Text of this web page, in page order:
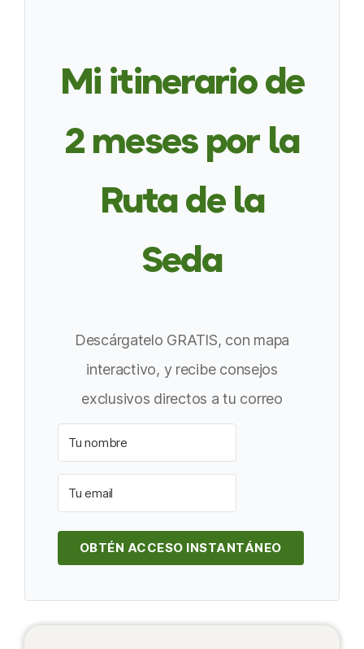
Mi itinerario de
2 meses por la
Ruta de la
Seda
Descárgatelo GRATIS, con mapa
interactivo, y recibe consejos
exclusivos directos a tu correo
OBTÉN ACCESO INSTANTÁNEO